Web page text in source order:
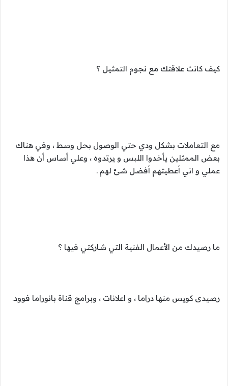
كيف كانت علاقتك مع نجوم التمثيل ؟
مع التعاملات بشكل ودي حتي الوصول بحل وسط ، وفي هناك
بعض الممثلين يأخدوا اللبس و يرتدوه ، وعلي أساس أن هذا
عملي و اني أعطيتهم أفضل شئ لهم .
ما رصيدك من الأعمال الفنية التي شاركتي فيها ؟
رصيدى كويس منها دراما ، و اعلانات ، وبرامج قناة بانوراما فوود.